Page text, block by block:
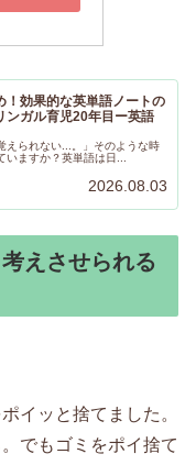
！効果的な英単語ノートの
ンガル育児20年目ー英語
えられない...。」そのような時
ますか？英単語は日...
2026.08.03
えさせられる
イッと捨てました。
でもゴミをポイ捨て